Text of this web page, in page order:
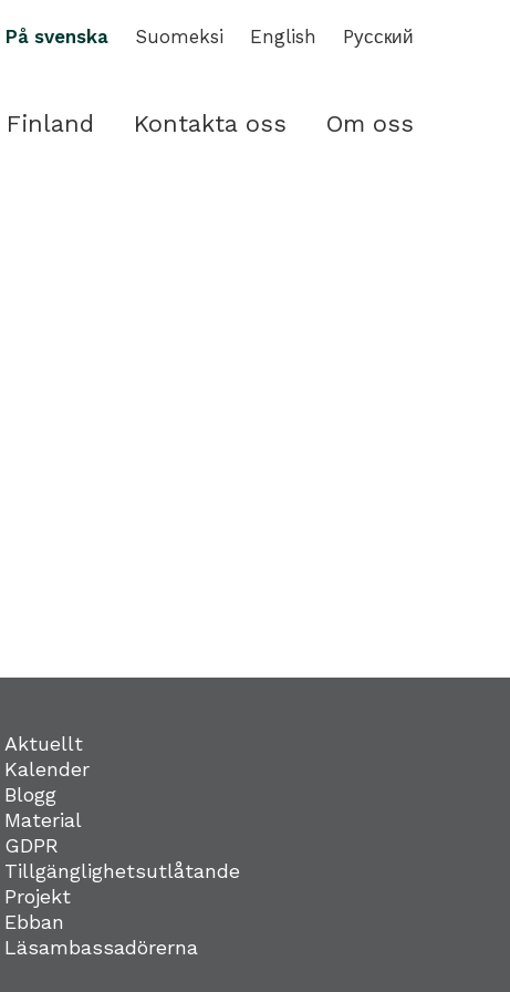
På svenska Suomeksi English Pусский
Kontakta oss Om oss
Aktuellt
Kalender
Blogg
Material
GDPR
Tillgänglighetsutlåtande
Projekt
Ebban
Läsambassadörerna